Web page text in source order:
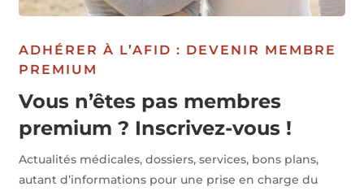
ADHÉRER À L’AFID : DEVENIR MEMBRE
PREMIUM
Vous n’êtes pas membres
premium ? Inscrivez-vous !
Actualités médicales, dossiers, services, bons plans,
autant d’informations pour une prise en charge du